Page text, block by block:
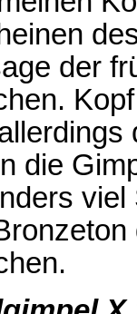
der
die